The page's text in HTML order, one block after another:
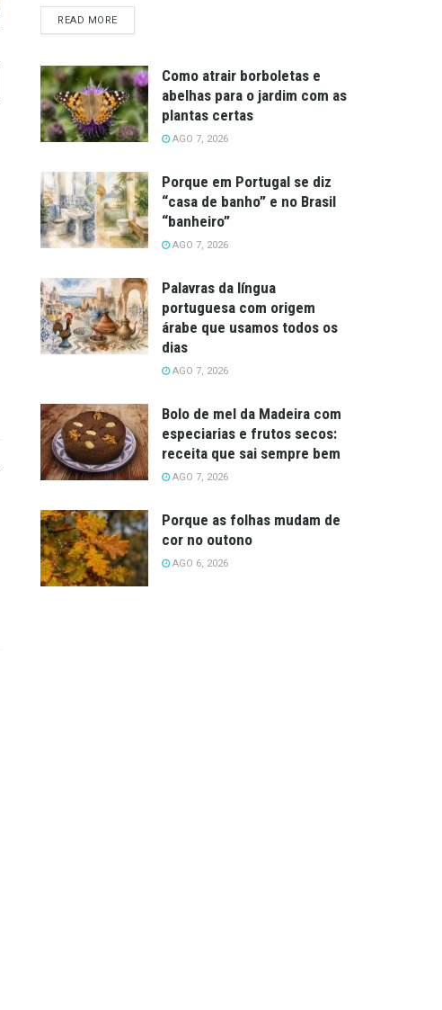
READ MOREDETAILS
Como atrair borboletas e
abelhas para o jardim com as
plantas certas
AGO 7, 2026
Porque em Portugal se diz
“casa de banho” e no Brasil
“banheiro”
AGO 7, 2026
Palavras da língua
portuguesa com origem
árabe que usamos todos os
dias
AGO 7, 2026
Bolo de mel da Madeira com
especiarias e frutos secos:
receita que sai sempre bem
AGO 7, 2026
Porque as folhas mudam de
cor no outono
AGO 6, 2026